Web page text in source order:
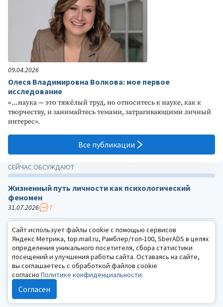
09.04.2026
Олеся Владимировна Волкова: мое первое
исследование
«…наука — это тяжёлый труд, но относитесь к науке, как к
творчеству, и занимайтесь темами, затрагивающими личный
интерес».
Все публикации
СЕЙЧАС ОБСУЖДАЮТ
Жизненный путь личности как психологический
феномен
31.07.2026 7
Официальный отзыв Правительства РФ на
законопроект о психологической помощи и
поддержке
27.07.2026 16
Новые этические контексты психологии
28.07.2026 19
Сайт использует файлы cookie с помощью сервисов
Яндекс Метрика, top.mail.ru, Рамблер/топ-100, SberADS в целях
определения уникального посетителя, сбора статистики
посещений и улучшения работы сайта. Оставаясь на сайте,
вы соглашаетесь с обработкой файлов cookie
согласно Политике конфиденциальности.
Согласен